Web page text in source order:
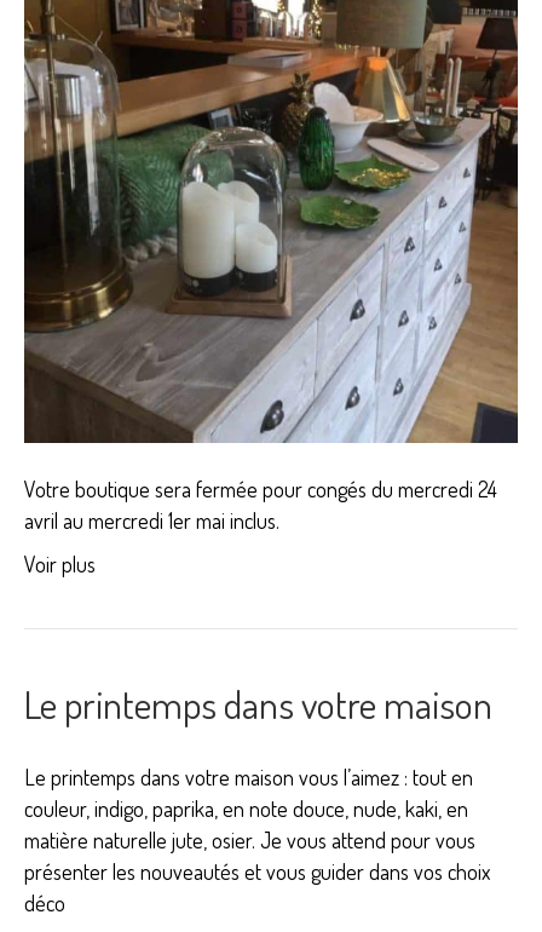
Votre boutique sera fermée pour congés du mercredi 24
avril au mercredi 1er mai inclus.
Voir plus
Le printemps dans votre maison
Le printemps dans votre maison vous l’aimez : tout en
couleur, indigo, paprika, en note douce, nude, kaki, en
matière naturelle jute, osier. Je vous attend pour vous
présenter les nouveautés et vous guider dans vos choix
déco